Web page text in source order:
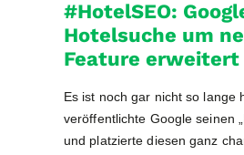
#HotelSEO:
Hotelsuche um
Feature erweitert
Es ist noch gar nicht so lange
veröffentlichte Google seinen
und platzierte diesen ganz